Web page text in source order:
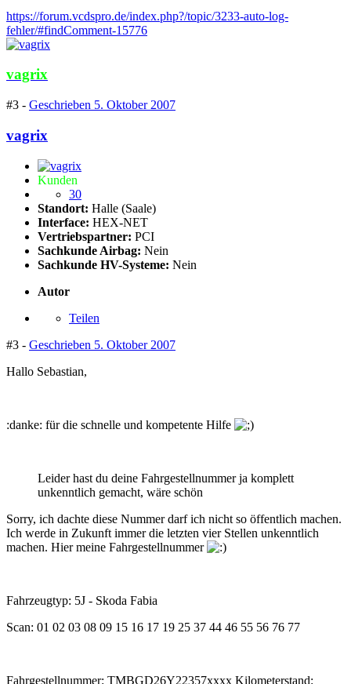
https://forum.vcdspro.de/index.php?/topic/3233-auto-log-
fehler/#findComment-15776
vagrix
#3 - Geschrieben 5. Oktober 2007
vagrix
Kunden
30
Standort: Halle (Saale)
Interface: HEX-NET
Vertriebspartner: PCI
Sachkunde Airbag: Nein
Sachkunde HV-Systeme: Nein
Autor
Teilen
#3 - Geschrieben 5. Oktober 2007
Hallo Sebastian,
:danke: für die schnelle und kompetente Hilfe
Leider hast du deine Fahrgestellnummer ja komplett
unkenntlich gemacht, wäre schön
Sorry, ich dachte diese Nummer darf ich nicht so öffentlich machen.
Ich werde in Zukunft immer die letzten vier Stellen unkenntlich
machen. Hier meine Fahrgestellnummer
Fahrzeugtyp: 5J - Skoda Fabia
Scan: 01 02 03 08 09 15 16 17 19 25 37 44 46 55 56 76 77
Fahrgestellnummer: TMBGD26Y22357xxxx Kilometerstand: